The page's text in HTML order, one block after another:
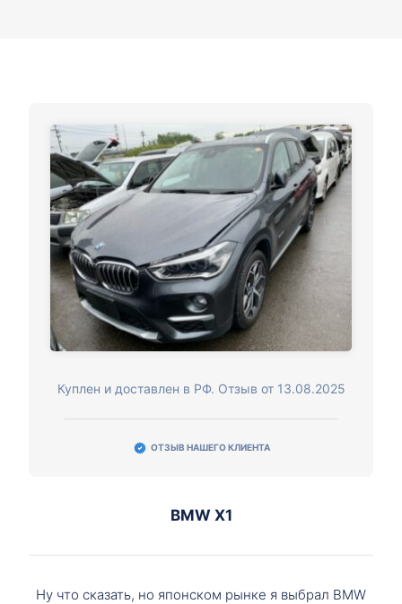
Куплен и доставлен в РФ. Отзыв от 13.08.2025
ОТЗЫВ НАШЕГО КЛИЕНТА
BMW X1
Ну что сказать, но японском рынке я выбрал BMW